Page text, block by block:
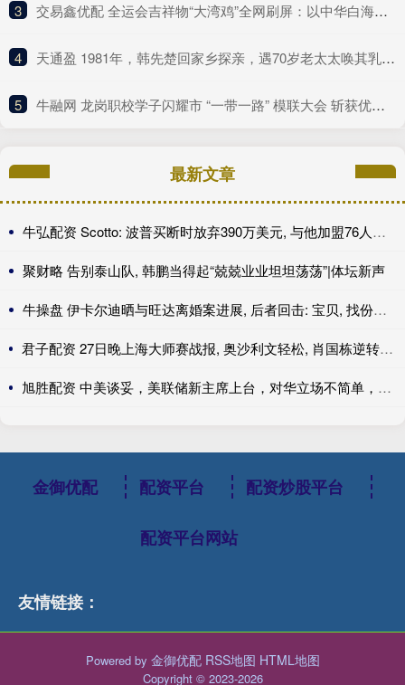
3 ​交易鑫优配 全运会吉祥物“大湾鸡”全网刷屏：以中华白海豚为原型
4 ​天通盈 1981年，韩先楚回家乡探亲，遇70岁老太太唤其乳名，泪水夺眶而出
5 ​牛融网 龙岗职校学子闪耀市 “一带一路” 模联大会 斩获优秀代表称号挺进决赛!
最新文章
牛弘配资 Scotto: 波普买断时放弃390万美元, 与他加盟76人年薪相同
聚财略 告别泰山队, 韩鹏当得起“兢兢业业坦坦荡荡”|体坛新声
牛操盘 伊卡尔迪晒与旺达离婚案进展, 后者回击: 宝贝, 找份工作吧
君子配资 27日晚上海大师赛战报, 奥沙利文轻松, 肖国栋逆转, 周跃龙绝杀
旭胜配资 中美谈妥，美联储新主席上台，对华立场不简单，中国减持大笔美债
金御优配 配资平台 配资炒股平台
配资平台网站
友情链接：
Powered by 金御优配 RSS地图 HTML地图
Copyright © 2023-2026